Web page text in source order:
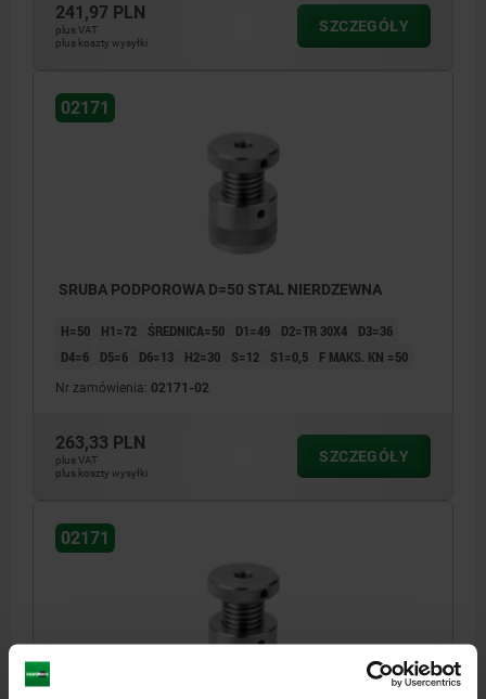
1) otwór centrujący do 02210
241,97 PLN
plus VAT
plus koszty wysyłki
SZCZEGÓŁY
02171
SRUBA PODPOROWA D=50 STAL NIERDZEWNA
H=50 H1=72 ŚREDNICA=50 D1=49 D2=TR 30X4
D3=36
D4=6
D5=6 D6=13 H2=30 S=12 S1=0,5 F MAKS. KN =50
Nr zamówienia: 02171-02
263,33 PLN
plus VAT
plus koszty wysyłki
SZCZEGÓŁY
02171